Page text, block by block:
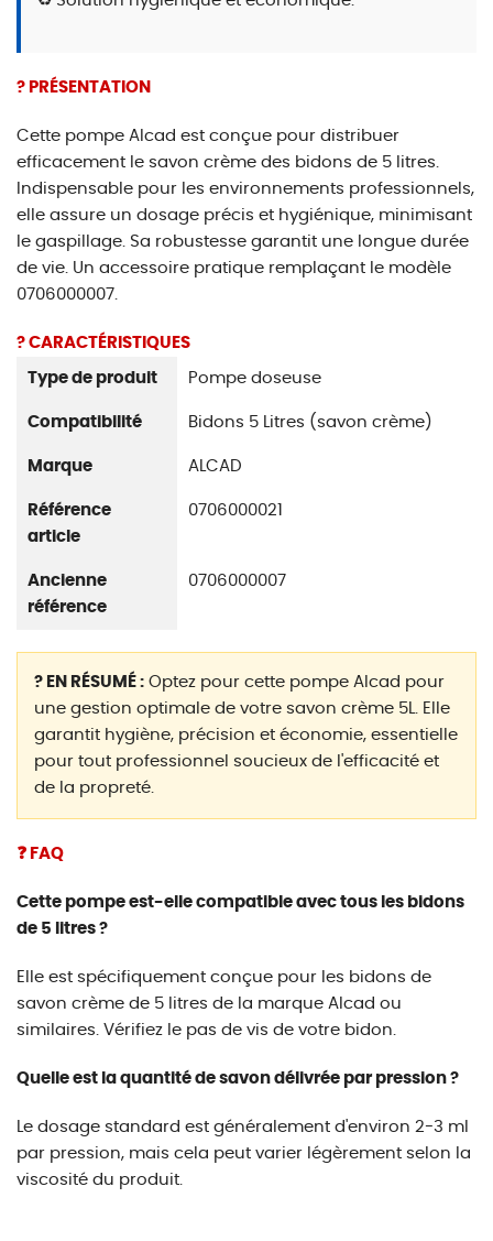
? PRÉSENTATION
Cette pompe Alcad est conçue pour distribuer
efficacement le savon crème des bidons de 5 litres.
Indispensable pour les environnements professionnels,
elle assure un dosage précis et hygiénique, minimisant
le gaspillage. Sa robustesse garantit une longue durée
de vie. Un accessoire pratique remplaçant le modèle
0706000007.
? CARACTÉRISTIQUES
Type de produit Pompe doseuse
Compatibilité Bidons 5 Litres (savon crème)
Marque ALCAD
Référence
article
0706000021
Ancienne
référence
0706000007
? EN RÉSUMÉ : Optez pour cette pompe Alcad pour
une gestion optimale de votre savon crème 5L. Elle
garantit hygiène, précision et économie, essentielle
pour tout professionnel soucieux de l'efficacité et
de la propreté.
❓ FAQ
Cette pompe est-elle compatible avec tous les bidons
de 5 litres ?
Elle est spécifiquement conçue pour les bidons de
savon crème de 5 litres de la marque Alcad ou
similaires. Vérifiez le pas de vis de votre bidon.
Quelle est la quantité de savon délivrée par pression ?
Le dosage standard est généralement d'environ 2-3 ml
par pression, mais cela peut varier légèrement selon la
viscosité du produit.